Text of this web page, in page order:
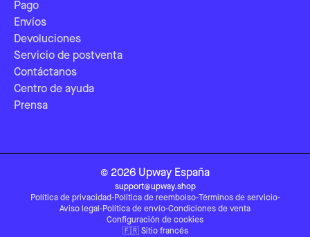
Pago
Envíos
Devoluciones
Servicio de postventa
Contáctanos
Centro de ayuda
Prensa
© 2026 Upway España
support@upway.shop
Política de privacidad-Política de reembolso-Términos de servicio-
Aviso legal -Política de envío-Condiciones de venta
Configuración de cookies
🇫🇷 Sitio francés